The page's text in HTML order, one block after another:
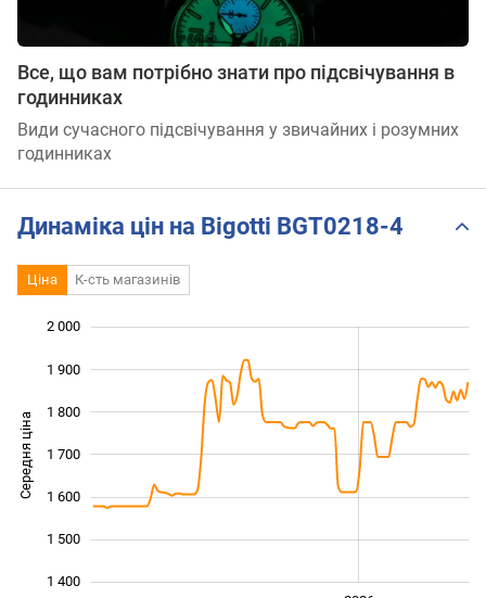
Все, що вам потрібно знати про підсвічування в
годинниках
Види сучасного підсвічування у звичайних і розумних
годинниках
Динаміка цін на Bigotti BGT0218-4
Ціна К-сть магазинів
Середня ціна 1 400
1 400
1 500
1 600
1 700
1 800
1 900
2 000